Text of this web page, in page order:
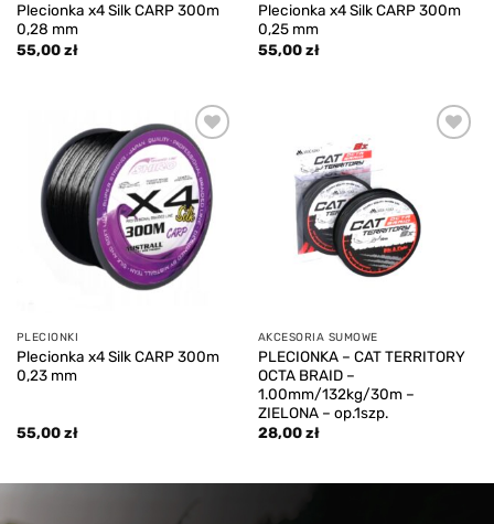
Plecionka x4 Silk CARP 300m
0,28 mm
55,00zł
Plecionka x4 Silk CARP 300m
0,25 mm
55,00zł
Add to
wishlist
PLECIONKI
Plecionka x4 Silk CARP 300m
0,23 mm
55,00zł
AKCESORIA SUMOWE
PLECIONKA – CAT TERRITORY
OCTA BRAID –
1.00mm/132kg/30m –
ZIELONA – op.1szp.
28,00zł